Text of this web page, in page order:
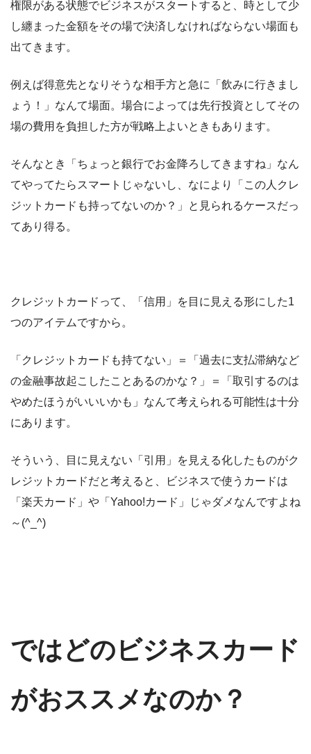
権限がある状態でビジネスがスタートすると、時として少
し纏まった金額をその場で決済しなければならない場面も
出てきます。
例えば得意先となりそうな相手方と急に「飲みに行きまし
ょう！」なんて場面。場合によっては先行投資としてその
場の費用を負担した方が戦略上よいときもあります。
そんなとき「ちょっと銀行でお金降ろしてきますね」なん
てやってたらスマートじゃないし、なにより「この人クレ
ジットカードも持ってないのか？」と見られるケースだっ
てあり得る。
クレジットカードって、「信用」を目に見える形にした1
つのアイテムですから。
「クレジットカードも持てない」＝「過去に支払滞納など
の金融事故起こしたことあるのかな？」＝「取引するのは
やめたほうがいいいかも」なんて考えられる可能性は十分
にあります。
そういう、目に見えない「引用」を見える化したものがク
レジットカードだと考えると、ビジネスで使うカードは
「楽天カード」や「Yahoo!カード」じゃダメなんですよね
～(^_^)
ではどのビジネスカード
がおススメなのか？